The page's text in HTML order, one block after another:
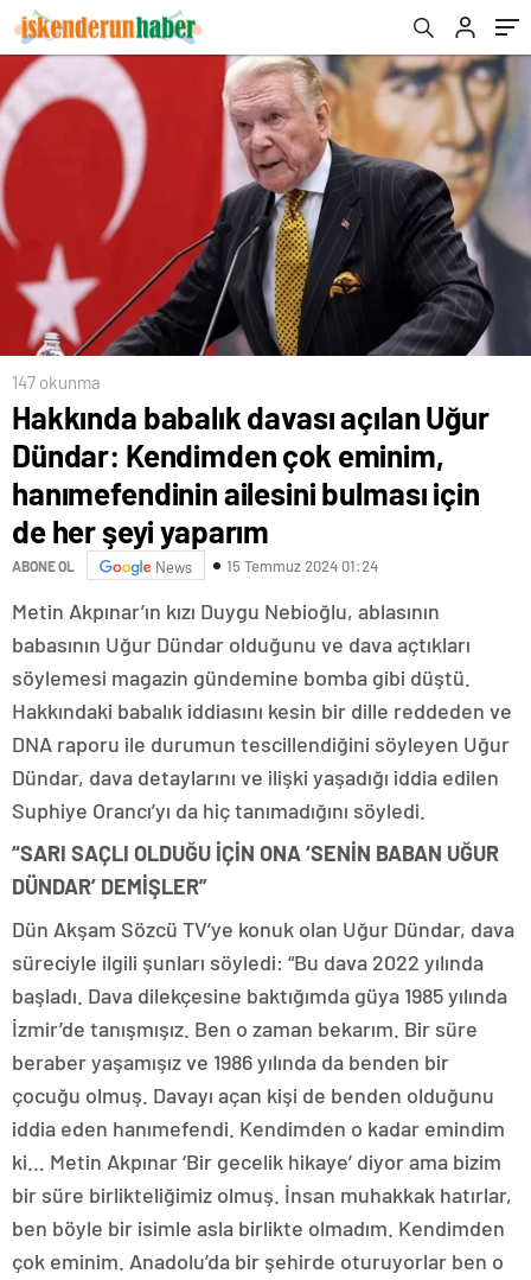
ailesini bulması için de her şeyi yaparım
147 okunma
Hakkında babalık davası açılan Uğur
Dündar: Kendimden çok eminim,
hanımefendinin ailesini bulması için
de her şeyi yaparım
ABONE OL News 15 Temmuz 2024 01:24
Metin Akpınar’ın kızı Duygu Nebioğlu, ablasının
babasının Uğur Dündar olduğunu ve dava açtıkları
söylemesi magazin gündemine bomba gibi düştü.
Hakkındaki babalık iddiasını kesin bir dille reddeden ve
DNA raporu ile durumun tescillendiğini söyleyen Uğur
Dündar, dava detaylarını ve ilişki yaşadığı iddia edilen
Suphiye Orancı’yı da hiç tanımadığını söyledi.
“SARI SAÇLI OLDUĞU İÇİN ONA ‘SENİN BABAN UĞUR
DÜNDAR’ DEMİŞLER”
Dün Akşam Sözcü TV’ye konuk olan Uğur Dündar, dava
süreciyle ilgili şunları söyledi: “Bu dava 2022 yılında
başladı. Dava dilekçesine baktığımda güya 1985 yılında
İzmir’de tanışmışız. Ben o zaman bekarım. Bir süre
beraber yaşamışız ve 1986 yılında da benden bir
çocuğu olmuş. Davayı açan kişi de benden olduğunu
iddia eden hanımefendi. Kendimden o kadar emindim
ki… Metin Akpınar ‘Bir gecelik hikaye’ diyor ama bizim
bir süre birlikteliğimiz olmuş. İnsan muhakkak hatırlar,
ben böyle bir isimle asla birlikte olmadım. Kendimden
çok eminim. Anadolu’da bir şehirde oturuyorlar ben o